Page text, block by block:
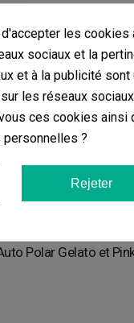
l’essence de
dense et
le
de
Polar Gelato et
les
sociaux et la
et à la publicité
les réseaux
ces cookies
?
Rejeter